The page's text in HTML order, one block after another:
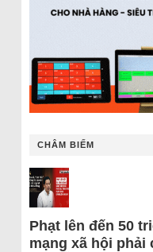
CHÂM BIẾM
Phạt lên đến 50
mạng xã hội phải